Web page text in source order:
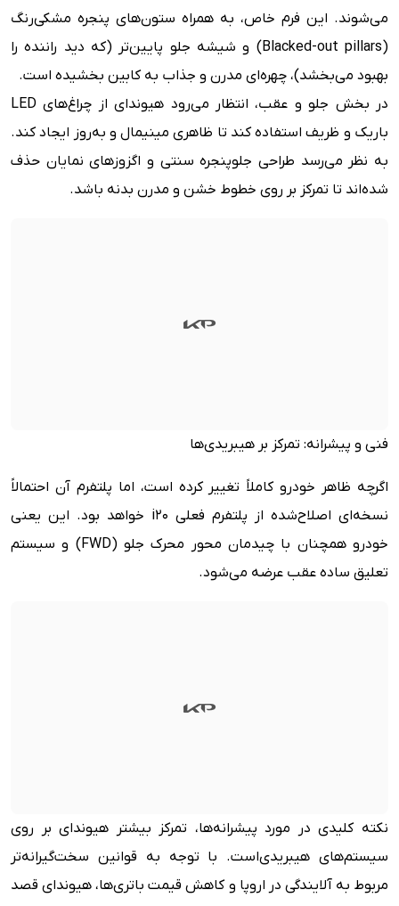
می‌شوند. این فرم خاص، به همراه ستون‌های پنجره مشکی‌رنگ
(Blacked-out pillars) و شیشه جلو پایین‌تر (که دید راننده را
بهبود می‌بخشد)، چهره‌ای مدرن و جذاب به کابین بخشیده است.
در بخش جلو و عقب، انتظار می‌رود هیوندای از چراغ‌های LED
باریک و ظریف استفاده کند تا ظاهری مینیمال و به‌روز ایجاد کند.
به نظر می‌رسد طراحی جلوپنجره سنتی و اگزوزهای نمایان حذف
شده‌اند تا تمرکز بر روی خطوط خشن و مدرن بدنه باشد.
فنی و پیشرانه: تمرکز بر هیبریدی‌ها
اگرچه ظاهر خودرو کاملاً تغییر کرده است، اما پلتفرم آن احتمالاً
نسخه‌ای اصلاح‌شده از پلتفرم فعلی i20 خواهد بود. این یعنی
خودرو همچنان با چیدمان محور محرک جلو (FWD) و سیستم
تعلیق ساده عقب عرضه می‌شود.
نکته کلیدی در مورد پیشرانه‌ها، تمرکز بیشتر هیوندای بر روی
سیستم‌های هیبریدی‌است. با توجه به قوانین سخت‌گیرانه‌تر
مربوط به آلایندگی در اروپا و کاهش قیمت باتری‌ها، هیوندای قصد